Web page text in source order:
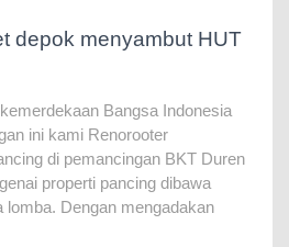
depok menyambut HUT
Bangsa Indonesia
ini kami Renorooter
di pemancingan BKT Duren
properti pancing dibawa
lomba. Dengan mengadakan